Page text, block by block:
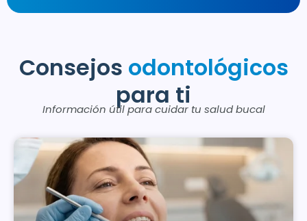
Consejos odontológicos
para ti
Información útil para cuidar tu salud bucal